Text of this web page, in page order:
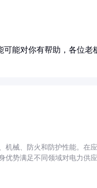
能对你有帮助，各位老
机械、防火和防护性能。在应
优势满足不同领域对电力供应